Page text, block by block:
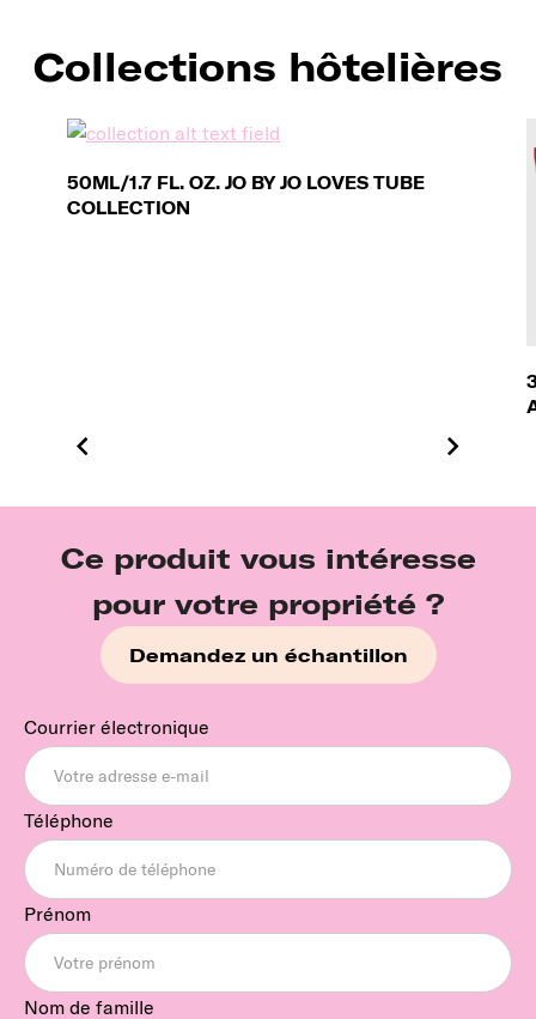
Collections hôtelières
50ML/1.7 FL. OZ. JO BY JO LOVES TUBE
COLLECTION
Ce produit vous intéresse
pour votre propriété ?
Demandez un échantillon
Courrier électronique
Téléphone
Prénom
Nom de famille